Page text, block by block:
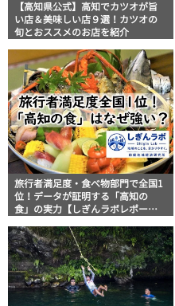
【高知県公式】高知でカツオが旨
い店＆美味しい店９選！カツオの
旬とおススメのお店を紹介
旅行者満足度・食べ物部門で全国1
位！データが証明する「高知の
食」の実力【しぎんラボレポー